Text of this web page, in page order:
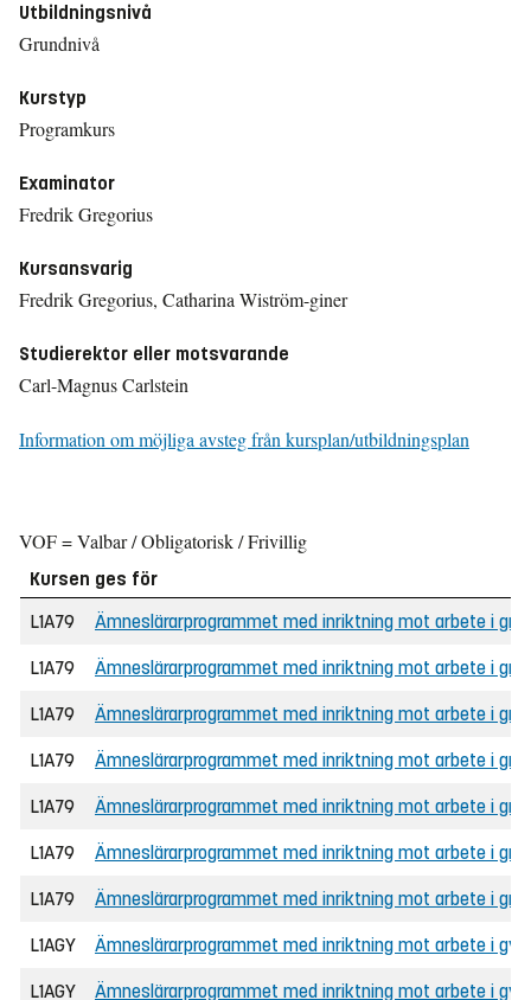
Utbildningsnivå
Grundnivå
Kurstyp
Programkurs
Examinator
Fredrik Gregorius
Kursansvarig
Fredrik Gregorius, Catharina Wiström-giner
Studierektor eller motsvarande
Carl-Magnus Carlstein
Information om möjliga avsteg från kursplan/utbildningsplan
VOF = Valbar / Obligatorisk / Frivillig
Kursen ges för
L1A79
Ämneslärarprogrammet med inriktning mot arbete i
L1A79 Ämneslärarprogrammet med inriktning mot arbete i
L1A79 Ämneslärarprogrammet med inriktning mot arbete i
L1A79 Ämneslärarprogrammet med inriktning mot arbete i
L1A79 Ämneslärarprogrammet med inriktning mot arbete i
L1A79 Ämneslärarprogrammet med inriktning mot arbete i
L1A79 Ämneslärarprogrammet med inriktning mot arbete i
L1AGY Ämneslärarprogrammet med inriktning mot arbete i
L1AGY Ämneslärarprogrammet med inriktning mot arbete i